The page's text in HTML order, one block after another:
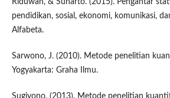
Riduwan, & Sunarto. (2015). Pengantar
pendidikan, sosial, ekonomi, komunikasi,
Alfabeta.
Sarwono, J. (2010). Metode penelitian
Yogyakarta: Graha Ilmu.